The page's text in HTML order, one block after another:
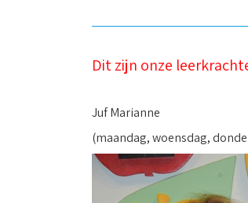
Dit zijn onze
Juf Marianne
(maandag, woensdag,